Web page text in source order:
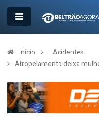
Início
Acidentes
Atropelamento deixa